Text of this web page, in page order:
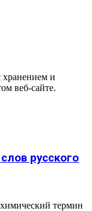
хранением и
веб-сайте.
русского
термин